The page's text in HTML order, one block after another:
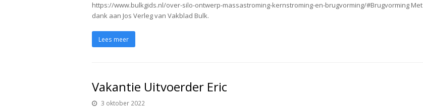
https://www.bulkgids.nl/over-silo-ontwerp-massastroming-kernstroming-en-brugvorming/#Brugvorming Met
dank aan Jos Verleg van Vakblad Bulk.
Lees meer
Vakantie Uitvoerder Eric
3 oktober 2022